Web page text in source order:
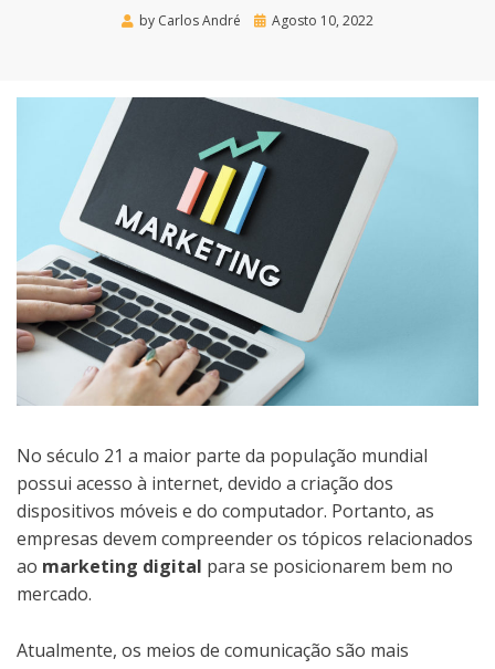
by Carlos André
Posted
Agosto 10, 2022
No século 21 a maior parte da população mundial
possui acesso à internet, devido a criação dos
dispositivos móveis e do computador. Portanto, as
empresas devem compreender os tópicos relacionados
ao marketing digital para se posicionarem bem no
mercado.
Atualmente, os meios de comunicação são mais